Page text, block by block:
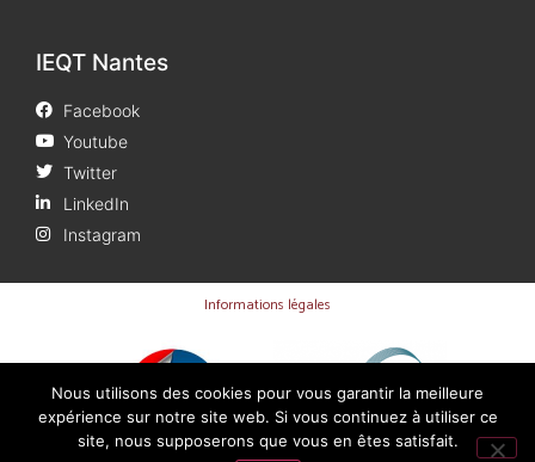
IEQT Nantes
Facebook
Youtube
Twitter
LinkedIn
Instagram
Informations légales
Nous utilisons des cookies pour vous garantir la meilleure
expérience sur notre site web. Si vous continuez à utiliser ce
site, nous supposerons que vous en êtes satisfait.